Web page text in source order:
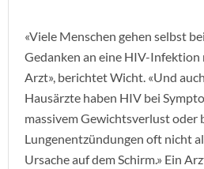
«Viele Menschen gehen selbst
Gedanken an eine HIV-Infektion
Arzt», berichtet Wicht. «Und
Hausärzte haben HIV bei
massivem Gewichtsverlust oder
Lungenentzündungen oft nicht
Ursache auf dem Schirm.» Ein